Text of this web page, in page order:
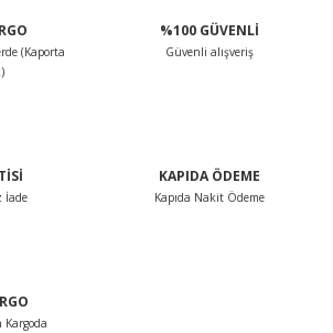
bozuk veya görüntülenemiyor.
alternatifler olmalı.
(Kaporta
%100 GÜVENLİ
Güvenli alışveriş
İade
KAPIDA ÖDEME
Kapıda Nakit Ödeme